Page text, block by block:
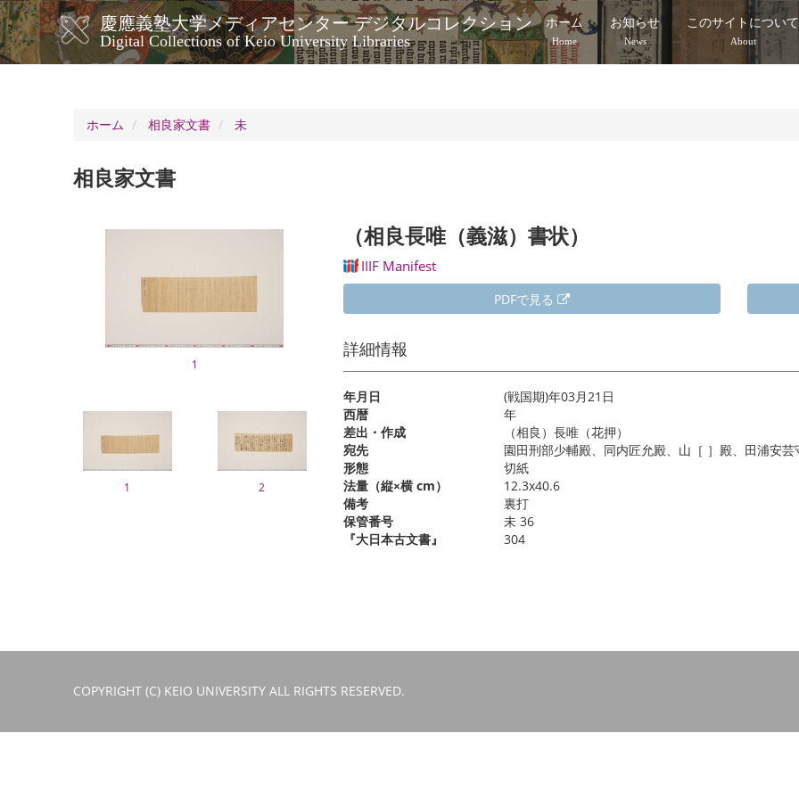
メ
イ
ン
コ
慶應義塾大学メディアセンター デジタルコレクション
Digital Collections of Keio University Libraries
メ
イ
ビ
ー
シ
ホーム
Home
お知らせ
News
このサイトについて
About
ホーム
相良家文書 未
相良家文書
1
1 2
（相良長唯（義滋）書状）
IIIF Manifest
PDFで見る
詳細情報
年月日
(戦国期)年03月21日
西暦
年
差出・作成
（相良）長唯（花押）
宛先
園田刑部少輔殿、同内匠允殿、山［ ］殿、田浦安芸
形態
切紙
法量（縦×横 cm）
12.3x40.6
備考
裏打
保管番号
未 36
『大日本古文書』
304
COPYRIGHT (C) KEIO UNIVERSITY ALL RIGHTS RESERVED.